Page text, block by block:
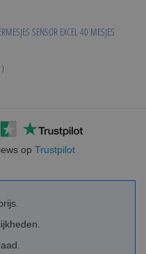
SENSOR EXCEL 40 MESJES
)
op Trustpilot